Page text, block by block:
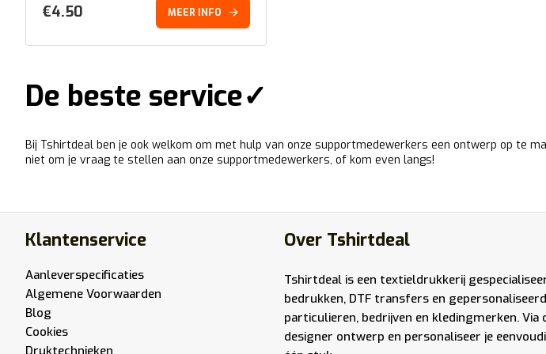
€4.50 MEER INFO
De beste service✓
Bij Tshirtdeal ben je ook welkom om met hulp van onze supportmedewerkers een ontwerp op te
niet om je vraag te stellen aan onze supportmedewerkers, of kom even langs!
Klantenservice
Aanleverspecificaties
Algemene Voorwaarden
Blog
Cookies
Druktechnieken
Over Tshirtdeal
Tshirtdeal is een textieldrukkerij
bedrukken, DTF transfers en
particulieren, bedrijven en kledingmerken. Via
designer ontwerp en personaliseer je